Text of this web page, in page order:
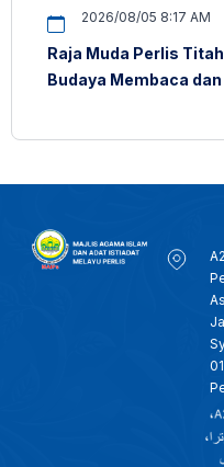
2026/08/05 8:17 AM
Raja Muda Perlis
Budaya Membaca